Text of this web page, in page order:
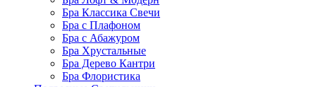
Бра Классика Свечи
Бра с Плафоном
Бра с Абажуром
Бра Хрустальные
Бра Дерево Кантри
Бра Флористика